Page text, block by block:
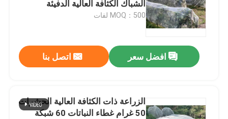
حول بنا
ضبط الجودة
طلب اقتباس
الشباك الكثافة العالية الدفيئة
حشرات الشباك
MOQ：500 لفات
افضل سعر اتصل بنا
الزراعة ذات الكثافة العالية الحشرات
50 غرام غطاء النباتات 60 شبكة